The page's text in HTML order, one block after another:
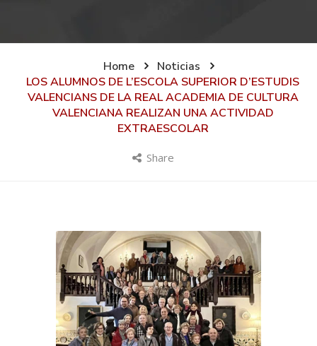
Home
Noticias
LOS ALUMNOS DE L’ESCOLA SUPERIOR D’ESTUDIS
VALENCIANS DE LA REAL ACADEMIA DE CULTURA
VALENCIANA REALIZAN UNA ACTIVIDAD
EXTRAESCOLAR
Share